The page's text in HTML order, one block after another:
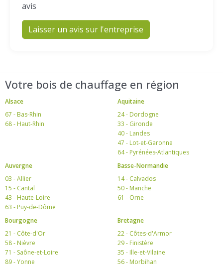
avis
Laisser un avis sur l'entreprise
Votre bois de chauffage en région
Alsace
67 - Bas-Rhin
68 - Haut-Rhin
Aquitaine
24 - Dordogne
33 - Gironde
40 - Landes
47 - Lot-et-Garonne
64 - Pyrénées-Atlantiques
Auvergne
03 - Allier
15 - Cantal
43 - Haute-Loire
63 - Puy-de-Dôme
Basse-Normandie
14 - Calvados
50 - Manche
61 - Orne
Bourgogne
21 - Côte-d'Or
58 - Nièvre
71 - Saône-et-Loire
89 - Yonne
Bretagne
22 - Côtes-d'Armor
29 - Finistère
35 - Ille-et-Vilaine
56 - Morbihan